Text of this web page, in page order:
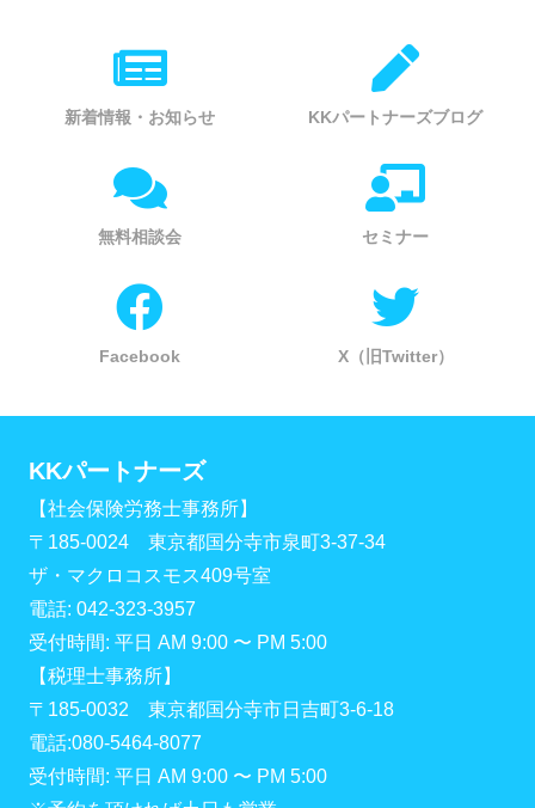
新着情報・お知らせ KKパートナーズブログ
無料相談会 セミナー
Facebook X（旧Twitter）
KKパートナーズ
【社会保険労務士事務所】
〒185-0024 東京都国分寺市泉町3-37-34
ザ・マクロコスモス409号室
電話: 042-323-3957
受付時間: 平日 AM 9:00 〜 PM 5:00
【税理士事務所】
〒185-0032 東京都国分寺市日吉町3-6-18
電話:080-5464-8077
受付時間: 平日 AM 9:00 〜 PM 5:00